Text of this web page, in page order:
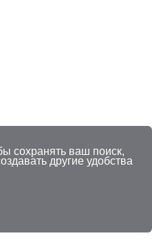
сохранять ваш поиск,
другие удобства